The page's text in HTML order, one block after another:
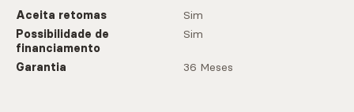
Aceita retomas
Sim
Possibilidade de
financiamento
Sim
Garantia 36 Meses